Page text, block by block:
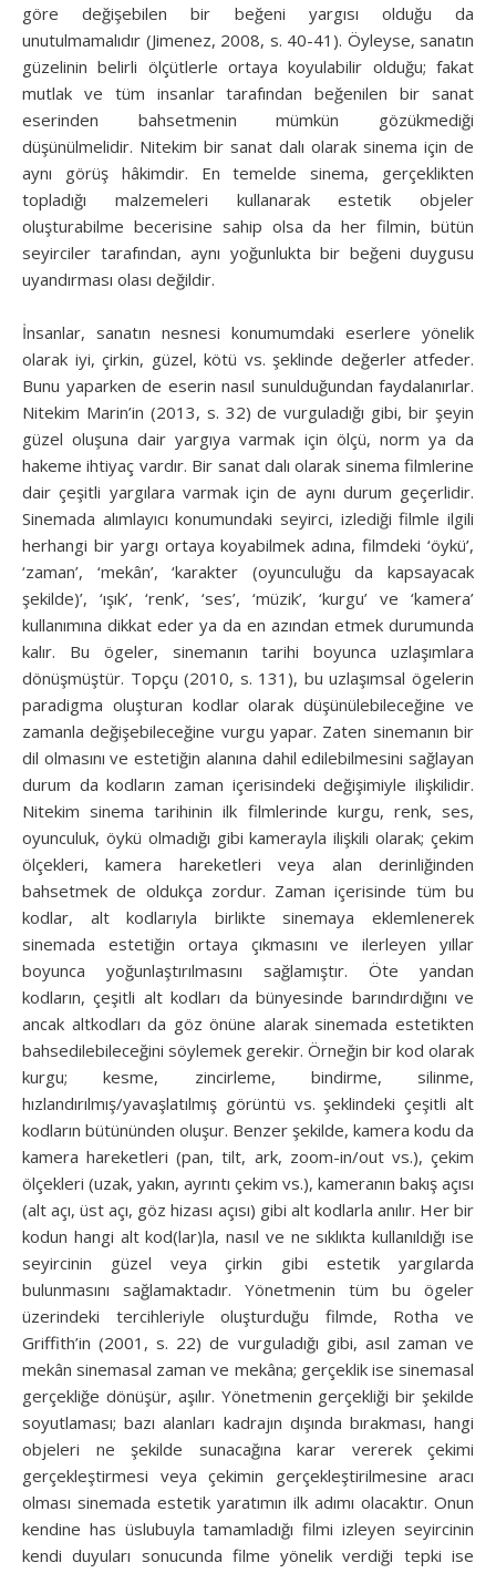
göre değişebilen bir beğeni yargısı olduğu da
unutulmamalıdır (Jimenez, 2008, s. 40-41). Öyleyse, sanatın
güzelinin belirli ölçütlerle ortaya koyulabilir olduğu; fakat
mutlak ve tüm insanlar tarafından beğenilen bir sanat
eserinden bahsetmenin mümkün gözükmediği
düşünülmelidir. Nitekim bir sanat dalı olarak sinema için de
aynı görüş hâkimdir. En temelde sinema, gerçeklikten
topladığı malzemeleri kullanarak estetik objeler
oluşturabilme becerisine sahip olsa da her filmin, bütün
seyirciler tarafından, aynı yoğunlukta bir beğeni duygusu
uyandırması olası değildir.
İnsanlar, sanatın nesnesi konumumdaki eserlere yönelik
olarak iyi, çirkin, güzel, kötü vs. şeklinde değerler atfe­der.
Bunu yaparken de eserin nasıl sunulduğundan faydalanırlar.
Nitekim Marin’in (2013, s. 32) de vurguladığı gibi, bir şeyin
güzel oluşuna dair yargıya varmak için ölçü, norm ya da
hakeme ihtiyaç vardır. Bir sanat dalı olarak sinema filmlerine
dair çeşitli yargılara varmak için de aynı durum geçerlidir.
Sinemada alımlayıcı konumundaki seyirci, izlediği filmle ilgili
herhangi bir yargı ortaya koyabilmek adına, filmdeki ‘öykü’,
‘zaman’, ‘mekân’, ‘karakter (oyunculuğu da kapsayacak
şekilde)’, ‘ışık’, ‘renk’, ‘ses’, ‘müzik’, ‘kurgu’ ve ‘kamera’
kullanımına dikkat eder ya da en azından etmek durumunda
kalır. Bu ögeler, sinemanın tarihi boyunca uzlaşımlara
dönüşmüştür. Top­çu (2010, s. 131), bu uzlaşımsal ögelerin
paradigma oluşturan kodlar olarak düşünülebileceğine ve
zamanla değişebileceğine vurgu ya­par. Zaten sinemanın bir
dil olmasını ve estetiğin alanına dahil edilebilmesini sağlayan
durum da kodların zaman içerisindeki değişimiyle ilişkilidir.
Nitekim sinema tarihinin ilk filmlerinde kurgu, renk, ses,
oyunculuk, öykü olmadığı gibi kamerayla ilişkili olarak; çekim
ölçekleri, kamera hareketleri veya alan derinliğinden
bahsetmek de oldukça zordur. Zaman içerisinde tüm bu
kodlar, alt kodlarıyla birlikte sinemaya eklemlenerek
sinemada estetiğin ortaya çıkmasını ve ilerleyen yıllar
boyunca yoğunlaştırılmasını sağlamıştır. Öte yandan
kodların, çeşitli alt kodları da bünyesinde barındırdığını ve
ancak altkodları da göz önüne alarak sinemada estetikten
bahsedilebileceğini söylemek gerekir. Örneğin bir kod olarak
kurgu; kesme, zincirleme, bindirme, silinme,
hızlandırılmış/yavaşlatılmış görüntü vs. şeklindeki çeşitli alt
kodların bütününden oluşur. Benzer şekilde, kamera kodu da
kamera hareketleri (pan, tilt, ark, zoom-in/out vs.), çekim
ölçekleri (uzak, yakın, ayrıntı çekim vs.), kameranın bakış açısı
(alt açı, üst açı, göz hizası açısı) gibi alt kodlarla anılır. Her bir
kodun hangi alt kod(lar)la, nasıl ve ne sıklıkta kullanıldığı ise
seyircinin güzel veya çirkin gibi estetik yargılarda
bulunmasını sağlamaktadır. Yönetmenin tüm bu ögeler
üzerindeki tercihleriyle oluşturduğu filmde, Rotha ve
Griffith’in (2001, s. 22) de vurguladığı gibi, asıl zaman ve
mekân sinemasal zaman ve mekâna; gerçeklik ise sinemasal
ger­çekliğe dönüşür, aşılır. Yönetmenin gerçekliği bir şekilde
soyutlaması; bazı alanları kadrajın dışında bırakması, hangi
objeleri ne şekilde sunacağına karar vererek çekimi
gerçekleştirmesi veya çekimin gerçekleştirilmesine aracı
olması sinemada estetik yaratımın ilk adımı olacaktır. Onun
kendine has üslubuyla tamamladığı filmi izleyen seyircinin
kendi duyuları sonucunda filme yönelik verdiği tepki ise